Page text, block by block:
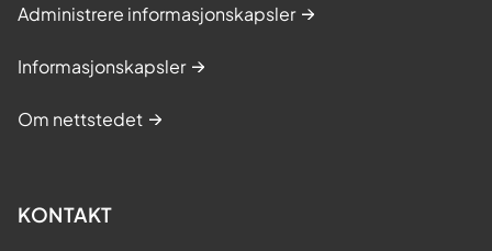
Administrere informasjonskapsler
Informasjonskapsler
Om nettstedet
KONTAKT